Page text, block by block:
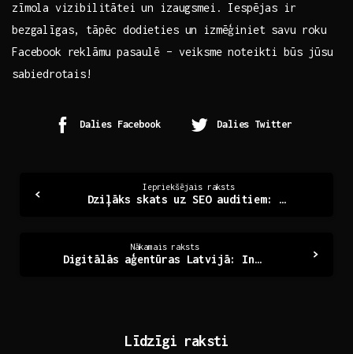
zīmola ⁢vizibilitātei un izaugsmei. Iespējas ir
bezgalīgas, tāpēc dodieties un izmēģiniet savu roku
Facebook reklāmu pasaulē – veiksme noteikti būs jūsu
⁢sabiedrotais!
Dalies Facebook Dalies Twitter
Iepriekšējais raksts
Dziļāks skats uz SEO auditiem: vai tava mājaslapa ir gatava?
Nākamais raksts
Digitālās aģentūras Latvijā: Inovācijas un izaicinājumi
Līdzīgi raksti